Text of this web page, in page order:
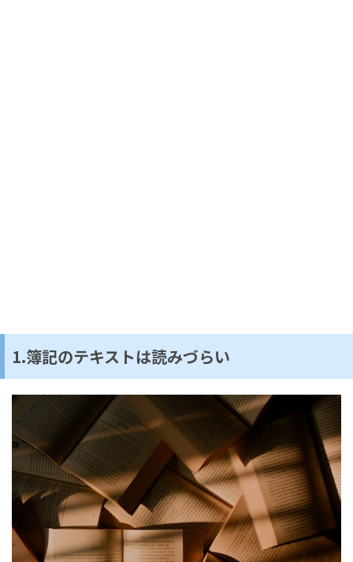
1.簿記のテキストは読みづらい